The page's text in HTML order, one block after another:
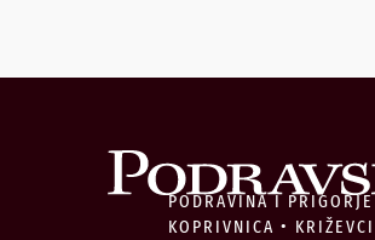
PODRAVINA I PRIGORJE
KOPRIVNICA • KRIŽEVCI